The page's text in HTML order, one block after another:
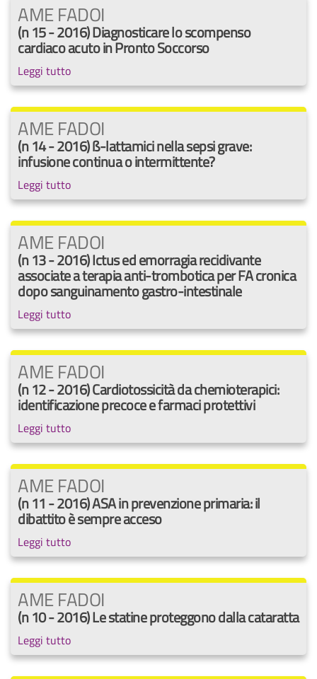
AME FADOI
(n 15 - 2016) Diagnosticare lo scompenso
cardiaco acuto in Pronto Soccorso
Leggi tutto
AME FADOI
(n 14 - 2016) ß-lattamici nella sepsi grave:
infusione continua o intermittente?
Leggi tutto
AME FADOI
(n 13 - 2016) Ictus ed emorragia recidivante
associate a terapia anti-trombotica per FA cronica
dopo sanguinamento gastro-intestinale
Leggi tutto
AME FADOI
(n 12 - 2016) Cardiotossicità da chemioterapici:
identificazione precoce e farmaci protettivi
Leggi tutto
AME FADOI
(n 11 - 2016) ASA in prevenzione primaria: il
dibattito è sempre acceso
Leggi tutto
AME FADOI
(n 10 - 2016) Le statine proteggono dalla cataratta
Leggi tutto